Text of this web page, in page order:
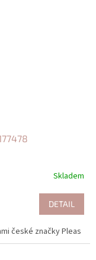
Skladem
DETAIL
české značky Pleas